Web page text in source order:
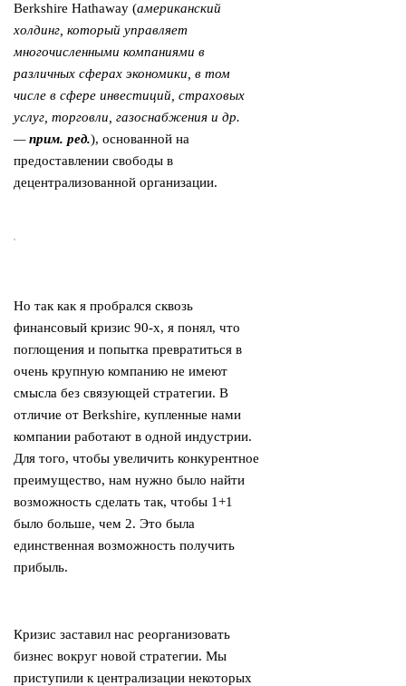
Berkshire Hathaway (американский
холдинг, который управляет
многочисленными компаниями в
различных сферах экономики, в том
числе в сфере инвестиций, страховых
услуг, торговли, газоснабжения и др.
—прим. ред.), основанной на
предоставлении свободы в
децентрализованной организации.
Но так как я пробрался сквозь
финансовый кризис 90-х, я понял, что
поглощения и попытка превратиться в
очень крупную компанию не имеют
смысла без связующей стратегии. В
отличие от Berkshire, купленные нами
компании работают в одной индустрии.
Для того, чтобы увеличить конкурентное
преимущество, нам нужно было найти
возможность сделать так, чтобы 1+1
было больше, чем 2. Это была
единственная возможность получить
прибыль.
Кризис заставил нас реорганизовать
бизнес вокруг новой стратегии. Мы
приступили к централизации некоторых